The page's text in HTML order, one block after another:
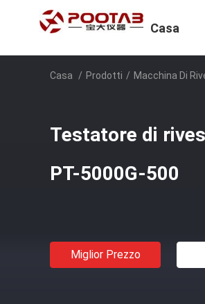
Casa
Casa / Prodotti / Macchina Di
Testatore di
PT-5000G-500
Miglior Prezzo